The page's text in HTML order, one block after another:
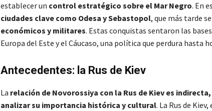
establecer un control estratégico sobre el Mar Negro. En
ciudades clave como Odesa y Sebastopol, que más tarde
económicos y militares. Estas conquistas sentaron las
Europa del Este y el Cáucaso, una política que perdura hasta
Antecedentes: la Rus de Kiev
La relación de Novorossiya con la Rus de Kiev es
analizar su importancia histórica y cultural. La Rus de